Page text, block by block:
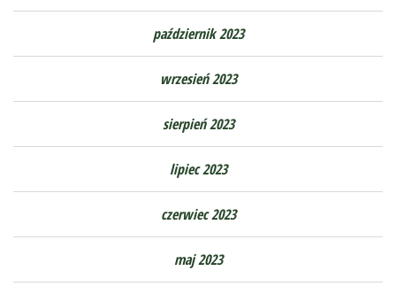
październik 2023
wrzesień 2023
sierpień 2023
lipiec 2023
czerwiec 2023
maj 2023